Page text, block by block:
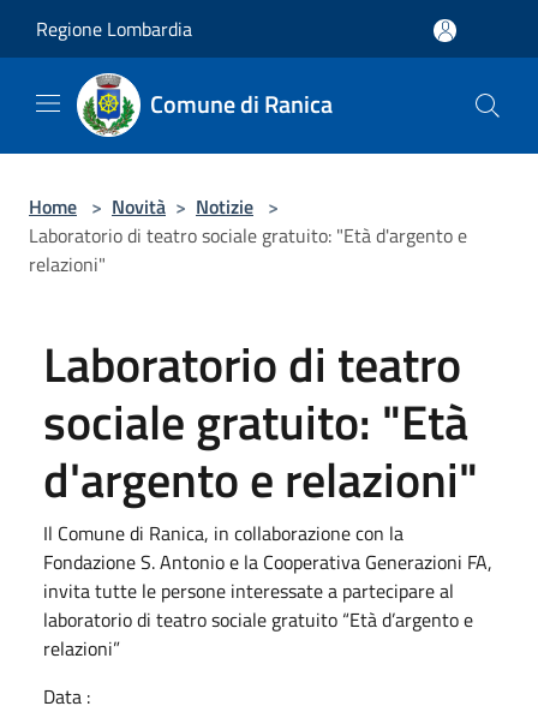
Regione Lombardia
Comune di Ranica
Home > Novità > Notizie >
Laboratorio di teatro sociale gratuito: "Età d'argento e
relazioni"
Laboratorio di teatro
sociale gratuito: "Età
d'argento e relazioni"
Il Comune di Ranica, in collaborazione con la
Fondazione S. Antonio e la Cooperativa Generazioni FA,
invita tutte le persone interessate a partecipare al
laboratorio di teatro sociale gratuito “Età d’argento e
relazioni”
Data :